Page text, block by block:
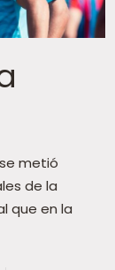
metió
de la
que en la